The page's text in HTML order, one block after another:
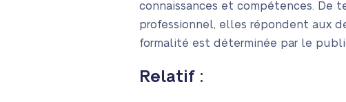
connaissances et compétences. De
professionnel, elles répondent aux
formalité est déterminée par le
Relatif :